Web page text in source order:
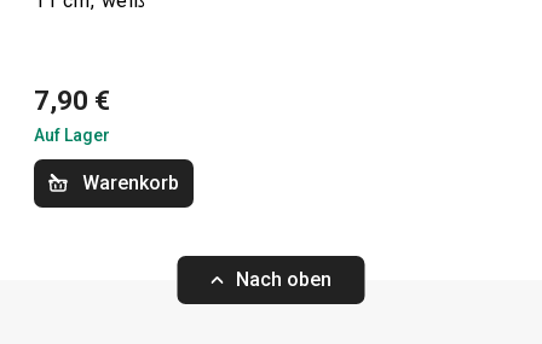
7,90 €
Auf Lager
Warenkorb
Nach oben